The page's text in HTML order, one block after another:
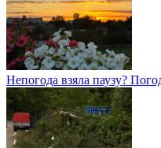
Непогода взяла паузу?